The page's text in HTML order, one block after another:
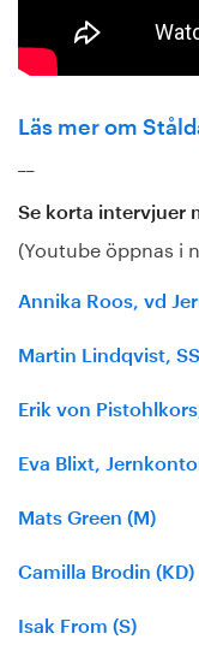
Läs mer om
Se korta intervjuer
(Youtube öppnas i
Annika Roos, vd
Martin Lindqvist,
Erik von
Eva Blixt,
Mats Green (M)
Camilla Brodin (KD)
Isak From (S)